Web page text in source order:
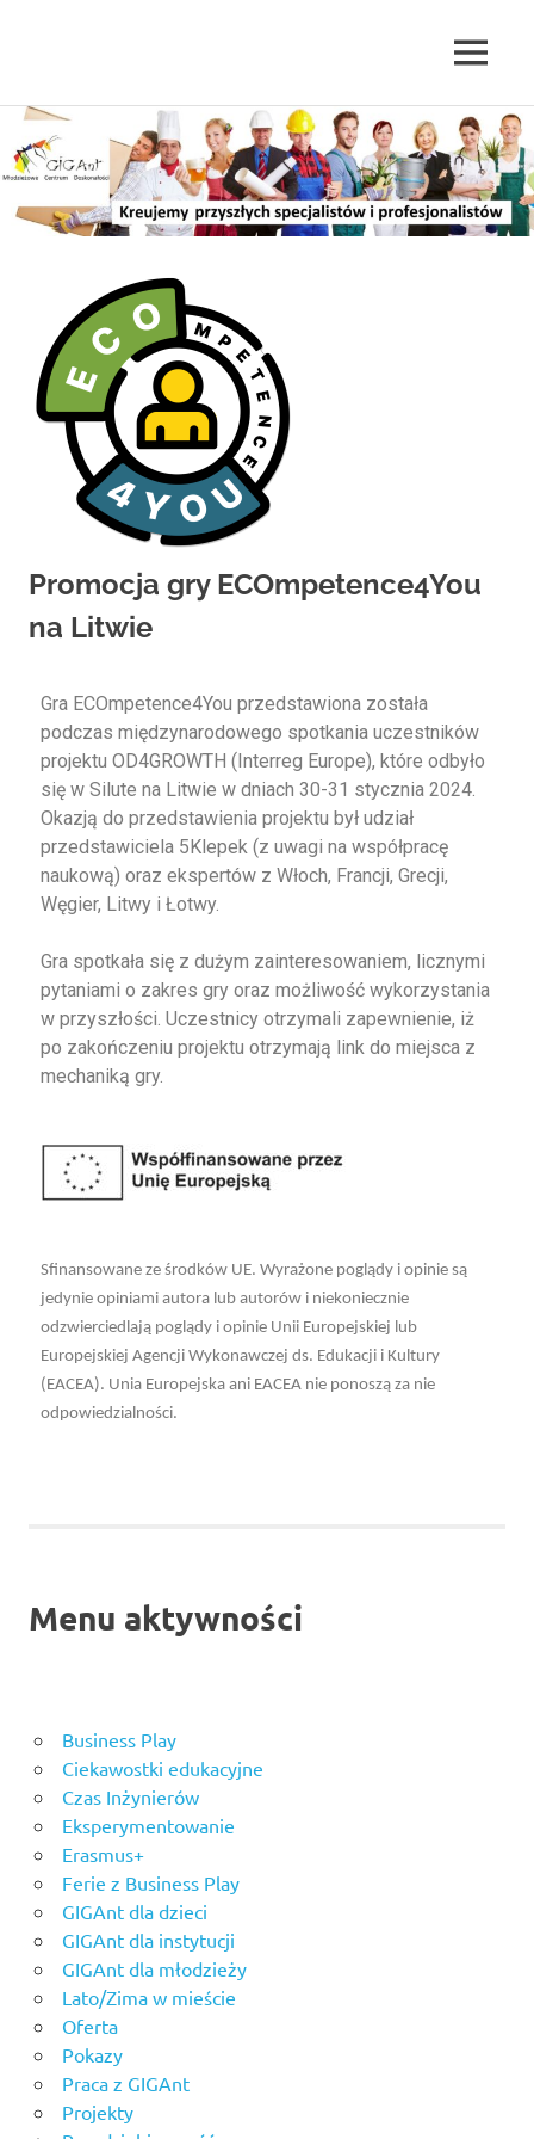
Promocja gry ECOmpetence4You
na Litwie
Gra ECOmpetence4You przedstawiona została
podczas międzynarodowego spotkania uczestników
projektu OD4GROWTH (Interreg Europe), które odbyło
się w Silute na Litwie w dniach 30-31 stycznia 2024.
Okazją do przedstawienia projektu był udział
przedstawiciela 5Klepek (z uwagi na współpracę
naukową) oraz ekspertów z Włoch, Francji, Grecji,
Węgier, Litwy i Łotwy.
Gra spotkała się z dużym zainteresowaniem, licznymi
pytaniami o zakres gry oraz możliwość wykorzystania
w przyszłości. Uczestnicy otrzymali zapewnienie, iż
po zakończeniu projektu otrzymają link do miejsca z
mechaniką gry.
Sfinansowane ze środków UE. Wyrażone poglądy i opinie są
jedynie opiniami autora lub autorów i niekoniecznie
odzwierciedlają poglądy i opinie Unii Europejskiej lub
Europejskiej Agencji Wykonawczej ds. Edukacji i Kultury
(EACEA). Unia Europejska ani EACEA nie ponoszą za nie
odpowiedzialności.
Menu aktywności
Business Play
Ciekawostki edukacyjne
Czas Inżynierów
Eksperymentowanie
Erasmus+
Ferie z Business Play
GIGAnt dla dzieci
GIGAnt dla instytucji
GIGAnt dla młodzieży
Lato/Zima w mieście
Oferta
Pokazy
Praca z GIGAnt
Projekty